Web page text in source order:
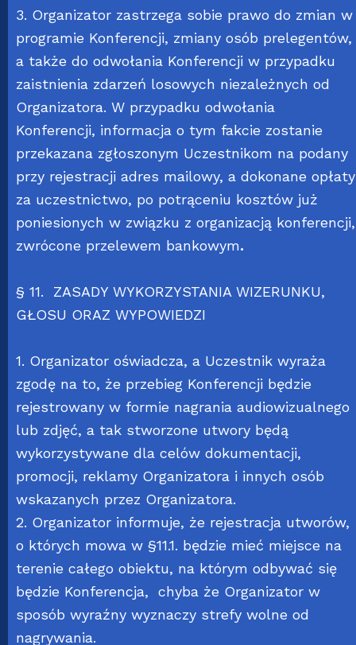
3. Organizator zastrzega sobie prawo do zmian w
programie Konferencji, zmiany osób prelegentów,
a także do odwołania Konferencji w przypadku
zaistnienia zdarzeń losowych niezależnych od
Organizatora. W przypadku odwołania
Konferencji, informacja o tym fakcie zostanie
przekazana zgłoszonym Uczestnikom na podany
przy rejestracji adres mailowy, a dokonane opłaty
za uczestnictwo, po potrąceniu kosztów już
poniesionych w związku z organizacją konferencji,
zwrócone przelewem bankowym.
§ 11. ZASADY WYKORZYSTANIA WIZERUNKU,
GŁOSU ORAZ WYPOWIEDZI
1. Organizator oświadcza, a Uczestnik wyraża
zgodę na to, że przebieg Konferencji będzie
rejestrowany w formie nagrania audiowizualnego
lub zdjęć, a tak stworzone utwory będą
wykorzystywane dla celów dokumentacji,
promocji, reklamy Organizatora i innych osób
wskazanych przez Organizatora.
2. Organizator informuje, że rejestracja utworów,
o których mowa w §11.1. będzie mieć miejsce na
terenie całego obiektu, na którym odbywać się
będzie Konferencja, chyba że Organizator w
sposób wyraźny wyznaczy strefy wolne od
nagrywania.